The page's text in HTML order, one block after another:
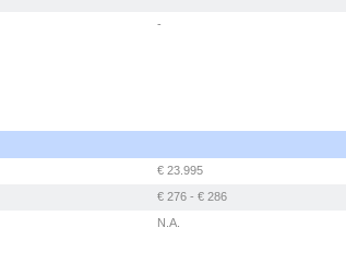
-
€ 23.995
€ 276 - € 286
N.A.